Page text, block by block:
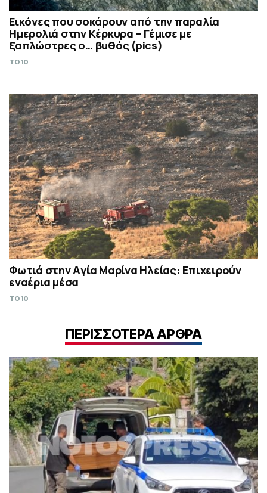
Εικόνες που σοκάρουν από την παραλία
Ημερολιά στην Κέρκυρα – Γέμισε με
ξαπλώστρες ο… βυθός (pics)
TO10
Φωτιά στην Aγία Μαρίνα Ηλείας: Επιχειρούν
εναέρια μέσα
TO10
ΠΕΡΙΣΣΟΤΕΡΑ ΑΡΘΡΑ